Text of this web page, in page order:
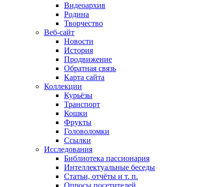
Видеоархив
Родина
Творчество
Веб-сайт
Новости
История
Продвижение
Обратная связь
Карта сайта
Коллекции
Курьёзы
Транспорт
Кошки
Фрукты
Головоломки
Ссылки
Исследования
Библиотека пассионария
Интеллектуальные беседы
Статьи, отчёты и т. п.
Опросы посетителей